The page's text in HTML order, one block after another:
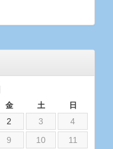
金 土 日
2 3
4
9 10
11